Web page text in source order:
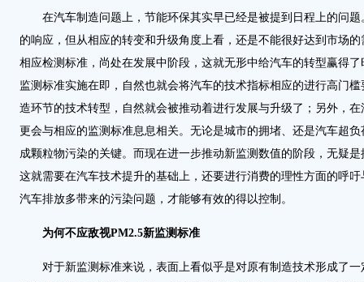
在汽车制造问题上，节能环保其实早已经是被提到日程上的问
的响应，但从相应的转变和升级角度上看，还是不能很好达到市场
相应检测标准，尚处在发展中阶段，这就无形中给汽车的转型赢得
监测标准实施在即，自然也就会将汽车的技术指标相应的进行高门
造环节的技术转型，自然就会被推动着进行发展与升级了；另外，
更会与相应的监测标准息息相关。无论是城市的拥堵、还是汽车超
成颗粒物污染的关键。而现在进一步推动新监测数值的阶段，无疑
这就需要在汽车技术提升的基础上，还要进行消费的理性方面的呼
汽车排放多带来的污染问题，才能够有效的得以控制。
为何不应敌视PM2.5新监测标准
对于新监测标准来说，表面上看似乎是对原有制造技术形成了